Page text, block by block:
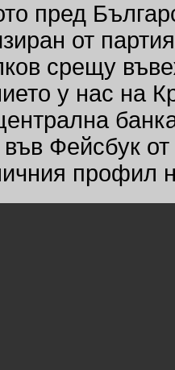
пред
от
срещу
у нас на
във Фейсбук
профил